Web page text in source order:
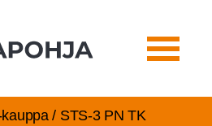
/ STS‑3 PN TK